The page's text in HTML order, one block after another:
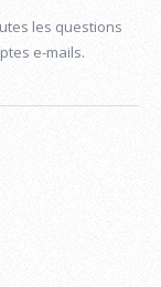
les questions
e-mails.